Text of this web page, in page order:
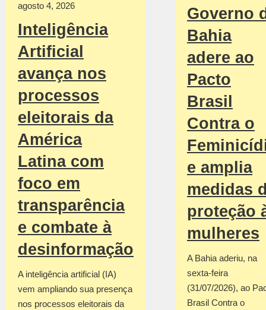
agosto 4, 2026
Inteligência
Artificial
avança nos
processos
eleitorais da
América
Latina com
foco em
transparência
e combate à
desinformação
A inteligência artificial (IA)
vem ampliando sua presença
nos processos eleitorais da
Governo
Bahia
adere ao
Pacto
Brasil
Contra o
e amplia
medidas
proteção
mulheres
A Bahia aderiu, na
sexta-feira
(31/07/2026), ao
Brasil Contra o